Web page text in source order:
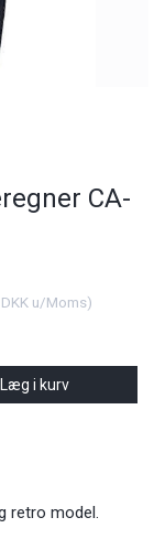
CA-
u/Moms)
Læg i kurv
retro model.